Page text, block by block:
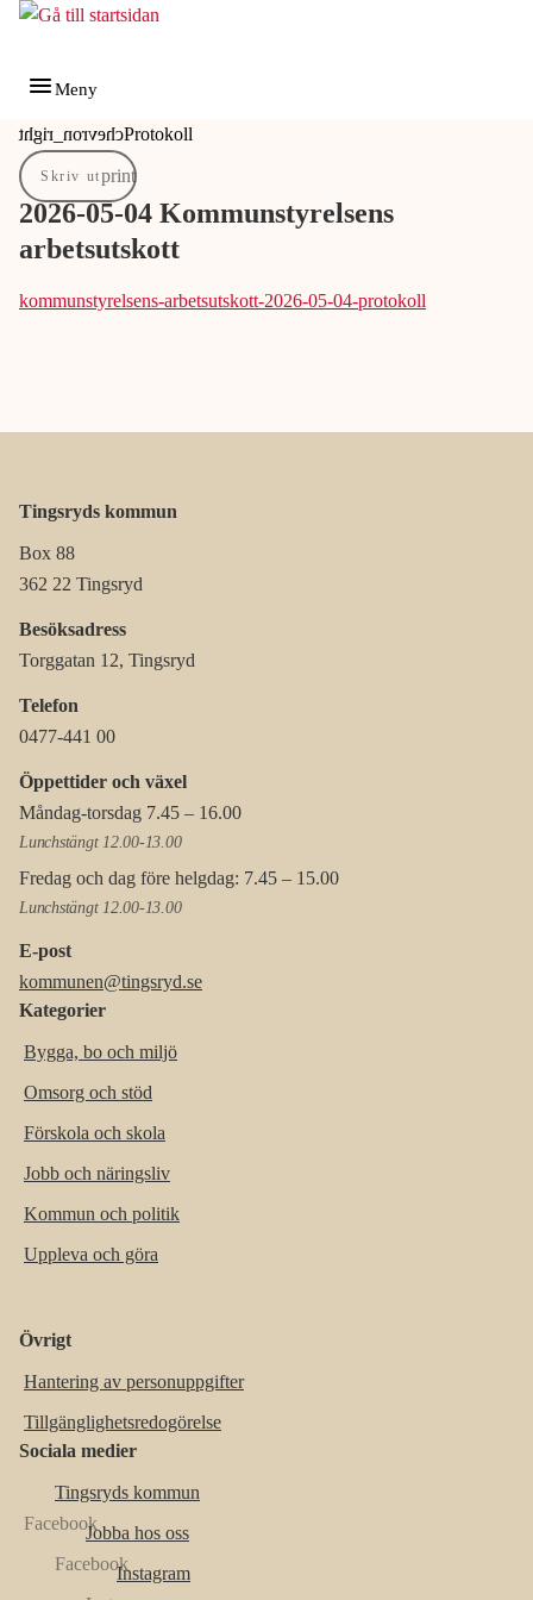
Meny
Du är här: Protokoll
Skriv ut
2026-05-04 Kommunstyrelsens
arbetsutskott
kommunstyrelsens-arbetsutskott-2026-05-04-protokoll
Tingsryds kommun
Box 88
362 22 Tingsryd
Besöksadress
Torggatan 12, Tingsryd
Telefon
0477-441 00
Öppettider och växel
Måndag-torsdag 7.45 – 16.00
Lunchstängt 12.00-13.00
Fredag och dag före helgdag: 7.45 – 15.00
Lunchstängt 12.00-13.00
E-post
kommunen@tingsryd.se
Kategorier
Bygga, bo och miljö
Omsorg och stöd
Förskola och skola
Jobb och näringsliv
Kommun och politik
Uppleva och göra
Övrigt
Hantering av personuppgifter
Tillgänglighetsredogörelse
Sociala medier
Tingsryds kommun
Jobba hos oss
Instagram